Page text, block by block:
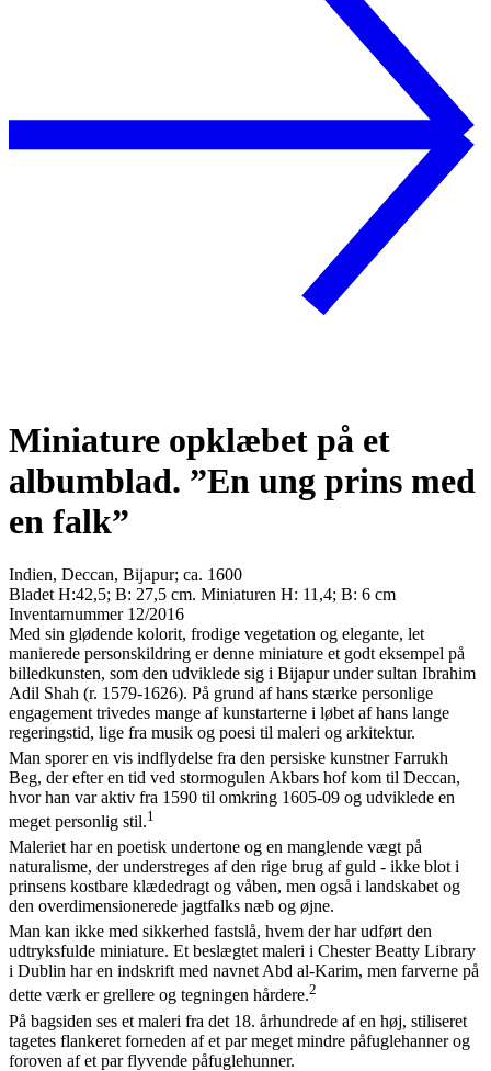
Miniature opklæbet på et
albumblad. ”En ung prins med
en falk”
Indien, Deccan, Bijapur; ca. 1600
Bladet H:42,5; B: 27,5 cm. Miniaturen H: 11,4; B: 6 cm
Inventarnummer 12/2016
Med sin glødende kolorit, frodige ve­getation og elegante, let
manierede person­skildring er denne miniature et godt eksempel på
billedkunsten, som den udviklede sig i Bijapur under sultan Ibrahim
Adil Shah (r. 1579-1626). På grund af hans stærke per­sonlige
engagement trivedes man­ge af kunst­arterne i løbet af hans lange
regeringstid, lige fra musik og poesi til maleri og arkitektur.
Man sporer en vis indflydelse fra den persiske kunstner Farrukh
Beg, der efter en tid ved stormogulen Akbars hof kom til Deccan,
hvor han var aktiv fra 1590 til omkring 1605-09 og udviklede en
meget personlig stil.1
Maleriet har en poetisk undertone og en manglende vægt på
naturalisme, der understreges af den rige brug af guld - ikke blot i
prinsens kostbare klædedragt og våben, men også i landskabet og
den overdimensionerede jagtfalks næb og øjne.
Man kan ikke med sikkerhed fastslå, hvem der har udført den
udtryksfulde miniature. Et beslægtet maleri i Chester Beatty Library
i Dublin har en indskrift med navnet Abd al-Karim, men farverne på
dette værk er grellere og tegningen hårdere.2
På bagsiden ses et maleri fra det 18. århundrede af en høj, stiliseret
tagetes flankeret forneden af et par meget mindre påfuglehanner og
foroven af et par flyvende påfuglehunner.